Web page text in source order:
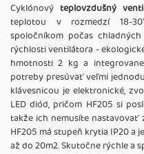
Cyklónový teplovzdušný
teplotou v rozmedzí 18-
spoločníkom počas
rýchlosti ventilátora -
hmotnosti 2 kg a
potreby presúvať veľmi
klávesnicou je elektronické,
LED diód, pričom HF205 si
takže ich nemusíte nastavovať
HF205 má stupeň krytia IP20 a
až do 20m2. Skutočne rýchle a